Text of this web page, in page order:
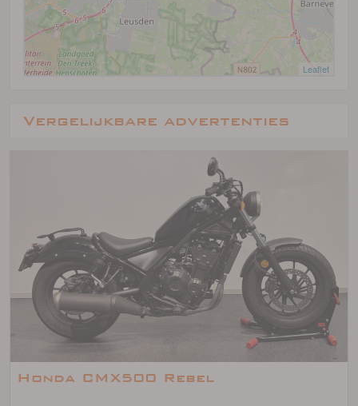
Leaflet
Vergelijkbare advertenties
Honda CMX500 Rebel